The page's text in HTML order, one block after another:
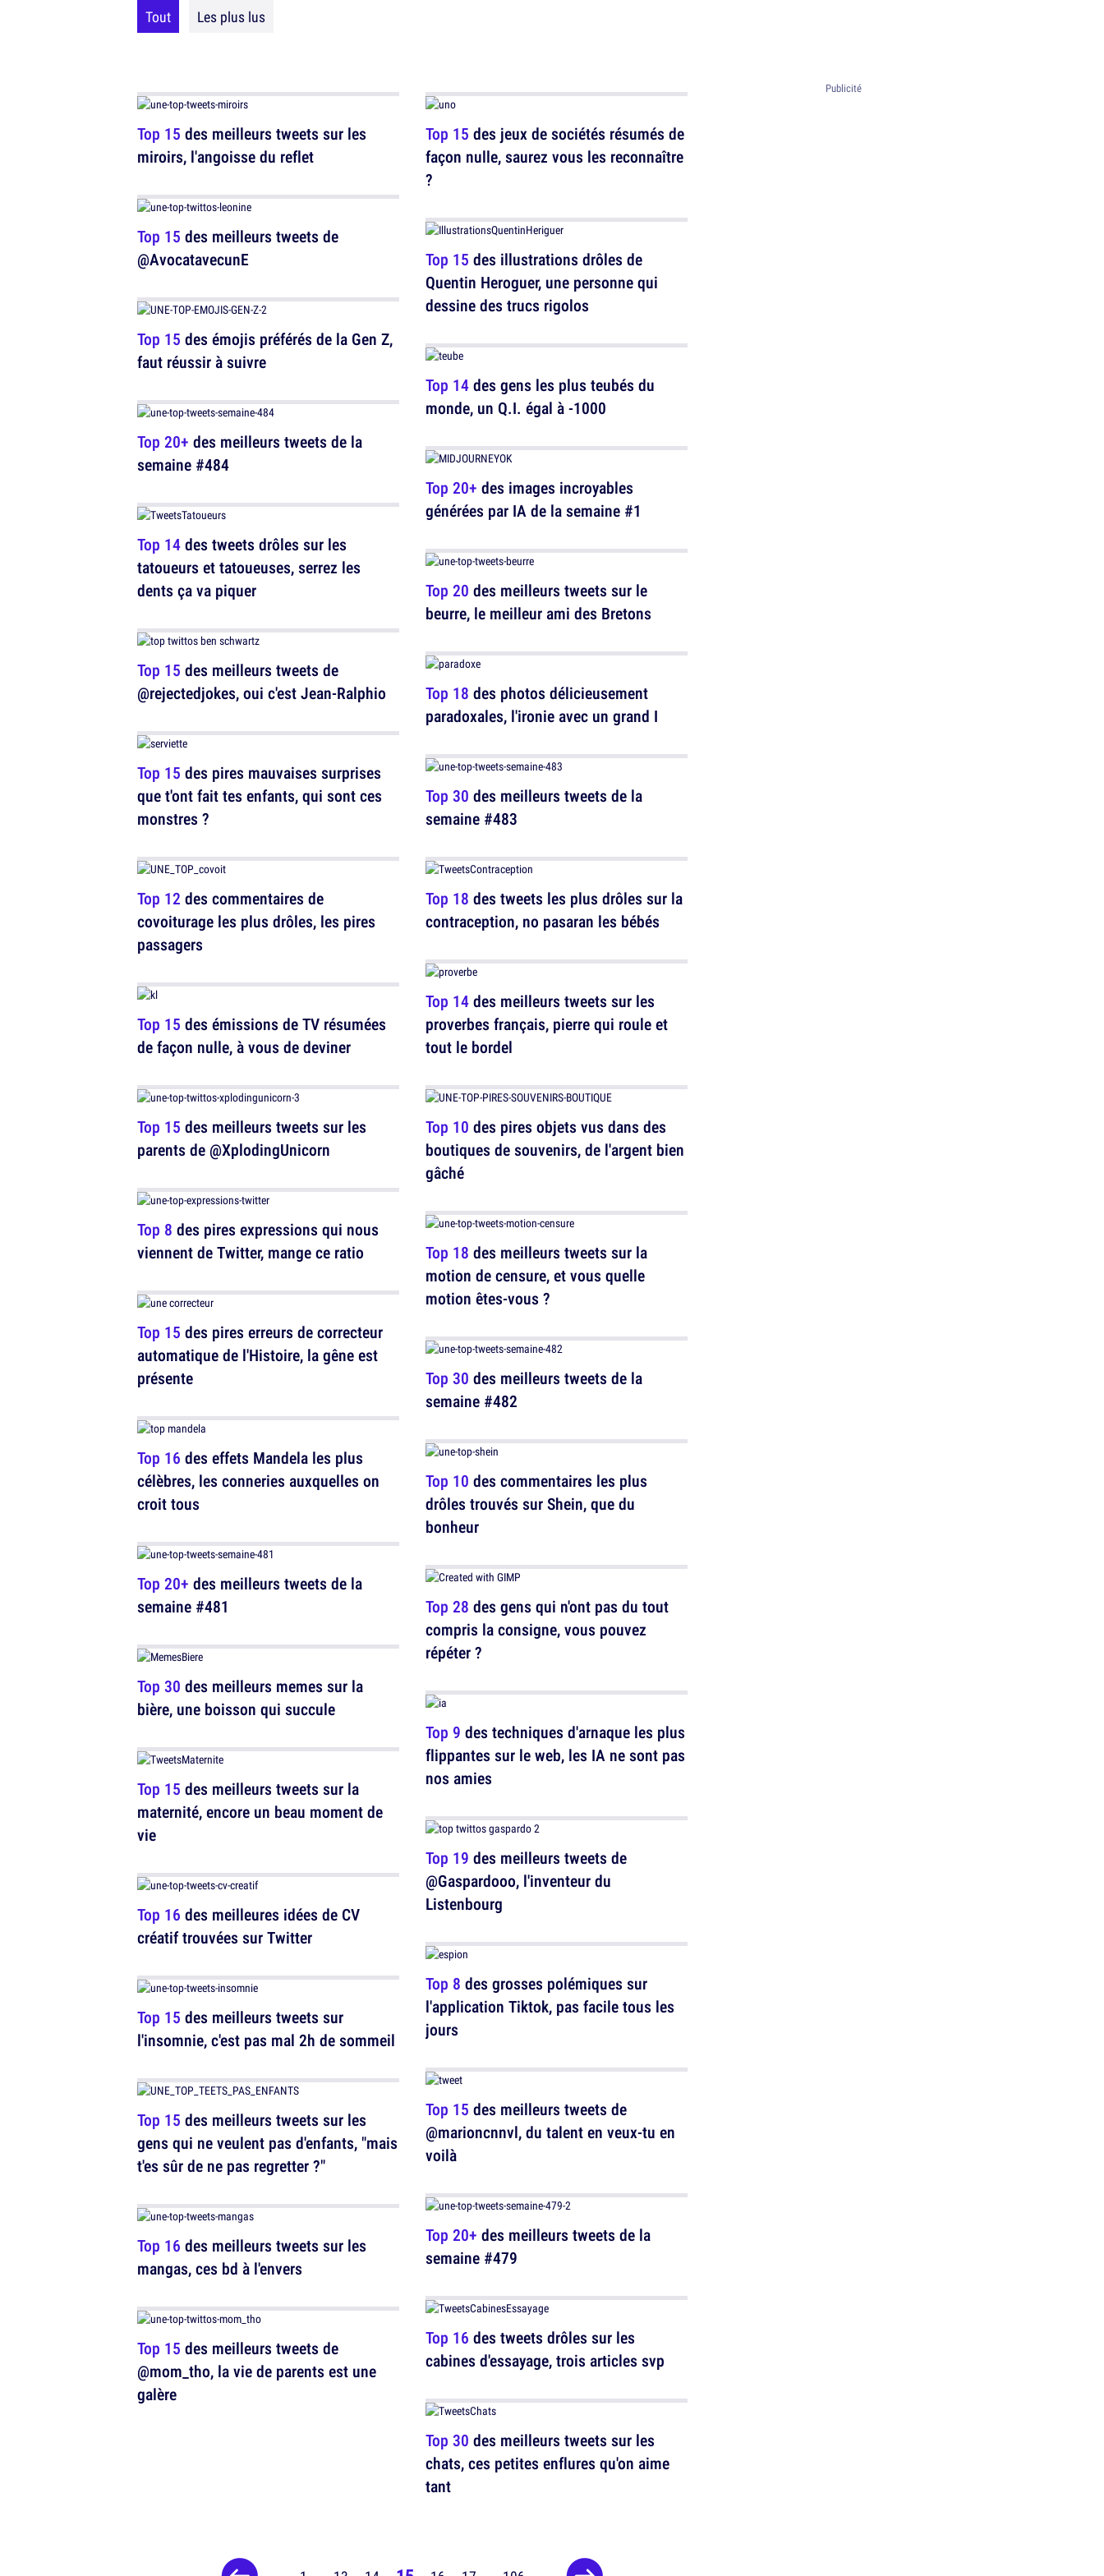
Tout Les plus lus
Top 15 des meilleurs tweets sur les
miroirs, l'angoisse du reflet
Top 15 des meilleurs tweets de
@AvocatavecunE
Top 15 des émojis préférés de la Gen Z,
faut réussir à suivre
Top 20+ des meilleurs tweets de la
semaine #484
Top 14des tweets drôles sur les
tatoueurs et tatoueuses, serrez les
dents ça va piquer
Top 15 des meilleurs tweets de
@rejectedjokes, oui c'est Jean-Ralphio
Top 15 des pires mauvaises surprises
que t'ont fait tes enfants, qui sont ces
monstres ?
Top 12 des commentaires de
covoiturage les plus drôles, les pires
passagers
Top 15 des émissions de TV résumées
de façon nulle, à vous de deviner
Top 15 des meilleurs tweets sur les
parents de @XplodingUnicorn
Top 8 des pires expressions qui nous
viennent de Twitter, mange ce ratio
Top 15 des pires erreurs de correcteur
automatique de l'Histoire, la gêne est
présente
Top 16 des effets Mandela les plus
célèbres, les conneries auxquelles on
croit tous
Top 20+ des meilleurs tweets de la
semaine #481
Top 30 des meilleurs memes sur la
bière, une boisson qui succule
Top 15 des meilleurs tweets sur la
maternité, encore un beau moment de
vie
Top 16 des meilleures idées de CV
créatif trouvées sur Twitter
Top 15 des meilleurs tweets sur
l'insomnie, c'est pas mal 2h de sommeil
Top 15 des meilleurs tweets sur les
gens qui ne veulent pas d'enfants, "mais
t'es sûr de ne pas regretter ?"
Top 16 des meilleurs tweets sur les
mangas, ces bd à l'envers
Top 15 des meilleurs tweets de
@mom_tho, la vie de parents est une
galère
Top 15 des jeux de sociétés résumés de
façon nulle, saurez vous les reconnaître
?
Top 15 des illustrations drôles de
Quentin Heroguer, une personne qui
dessine des trucs rigolos
Top 14des gens les plus teubés du
monde, un Q.I. égal à -1000
Top 20+ des images incroyables
générées par IA de la semaine #1
Top 20 des meilleurs tweets sur le
beurre, le meilleur ami des Bretons
Top 18 des photos délicieusement
paradoxales, l'ironie avec un grand I
Top 30 des meilleurs tweets de la
semaine #483
Top 18 des tweets les plus drôles sur la
contraception, no pasaran les bébés
Top 14des meilleurs tweets sur les
proverbes français, pierre qui roule et
tout le bordel
Top 10 des pires objets vus dans des
boutiques de souvenirs, de l'argent bien
gâché
Top 18 des meilleurs tweets sur la
motion de censure, et vous quelle
motion êtes-vous ?
Top 30 des meilleurs tweets de la
semaine #482
Top 10 des commentaires les plus
drôles trouvés sur Shein, que du
bonheur
Top 28 des gens qui n'ont pas du tout
compris la consigne, vous pouvez
répéter ?
Top 9 des techniques d'arnaque les plus
flippantes sur le web, les IA ne sont pas
nos amies
Top 19 des meilleurs tweets de
@Gaspardooo, l'inventeur du
Listenbourg
Top 8 des grosses polémiques sur
l'application Tiktok, pas facile tous les
jours
Top 15 des meilleurs tweets de
@marioncnnvl, du talent en veux-tu en
voilà
Top 20+ des meilleurs tweets de la
semaine #479
Top 16 des tweets drôles sur les
cabines d'essayage, trois articles svp
Top 30 des meilleurs tweets sur les
chats, ces petites enflures qu'on aime
tant